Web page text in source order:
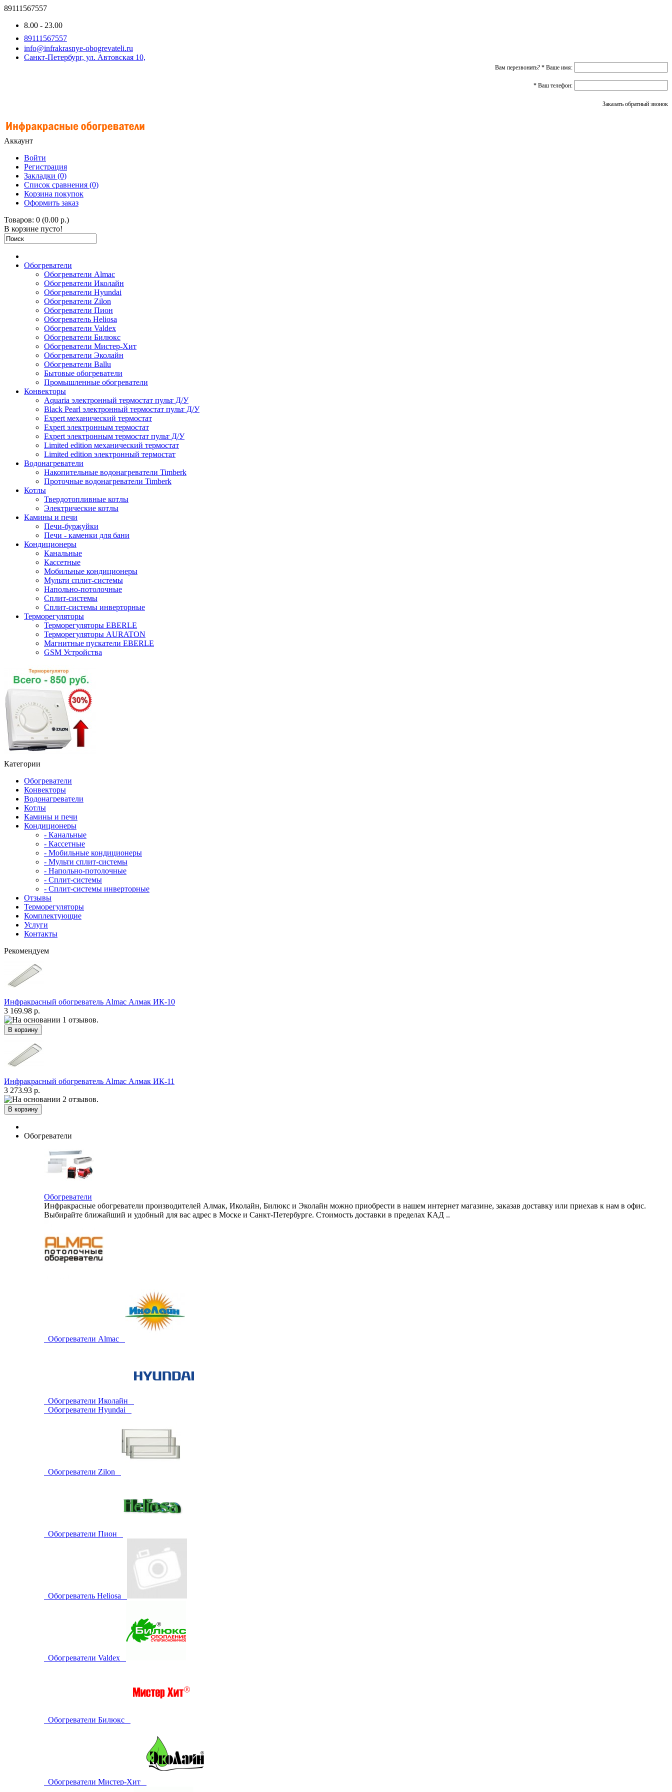
89111567557
8.00 - 23.00
89111567557
info@infrakrasnye-obogrevateli.ru
Санкт-Петербург, ул. Автовская 10,
Вам перезвонить? * Ваше имя:
* Ваш телефон:
Заказать обратный звонок
Аккаунт
Войти
Регистрация
Закладки (0)
Список сравнения (0)
Корзина покупок
Оформить заказ
Товаров: 0 (0.00 р.)
В корзине пусто!
Обогреватели
Обогреватели Almac
Обогреватели Иколайн
Обогреватели Hyundai
Обогреватели Zilon
Обогреватели Пион
Обогреватель Heliosa
Обогреватели Valdex
Обогреватели Билюкс
Обогреватели Мистер-Хит
Обогреватели Эколайн
Обогреватели Ballu
Бытовые обогреватели
Промышленные обогреватели
Конвекторы
Aquaria электронный термостат пульт Д/У
Black Pearl электронный термостат пульт Д/У
Expert механический термостат
Expert электронным термостат
Expert электронным термостат пульт Д/У
Limited edition механический термостат
Limited edition электронный термостат
Водонагреватели
Накопительные водонагреватели Timberk
Проточные водонагреватели Timberk
Котлы
Твердотопливные котлы
Электрические котлы
Камины и печи
Печи-буржуйки
Печи - каменки для бани
Кондиционеры
Канальные
Кассетные
Мобильные кондиционеры
Мульти сплит-системы
Напольно-потолочные
Сплит-системы
Сплит-системы инверторные
Терморегуляторы
Терморегуляторы EBERLE
Терморегуляторы AURATON
Магнитные пускатели EBERLE
GSM Устройства
Категории
Обогреватели
Конвекторы
Водонагреватели
Котлы
Камины и печи
Кондиционеры
- Канальные
- Кассетные
- Мобильные кондиционеры
- Мульти сплит-системы
- Напольно-потолочные
- Сплит-системы
- Сплит-системы инверторные
Отзывы
Терморегуляторы
Комплектующие
Услуги
Контакты
Рекомендуем
Инфракрасный обогреватель Almac Алмак ИК-10
3 169.98 р.
Инфракрасный обогреватель Almac Алмак ИК-11
3 273.93 р.
Обогреватели
Обогреватели
Инфракрасные обогреватели производителей Алмак, Иколайн, Билюкс и Эколайн можно приобрести в нашем интернет магазине, заказав доставку или приехав к нам в офис.
Выбирайте ближайший и удобный для вас адрес в Моске и Санкт-Петербурге. Стоимость доставки в пределах КАД ..
Обогреватели Almac
Обогреватели Иколайн
Обогреватели Hyundai
Обогреватели Zilon
Обогреватели Пион
Обогреватель Heliosa
Обогреватели Valdex
Обогреватели Билюкс
Обогреватели Мистер-Хит